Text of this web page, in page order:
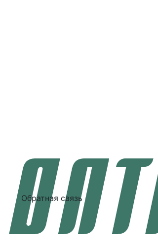
Обратная связь